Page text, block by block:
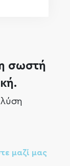
σωστή
μαζί μας